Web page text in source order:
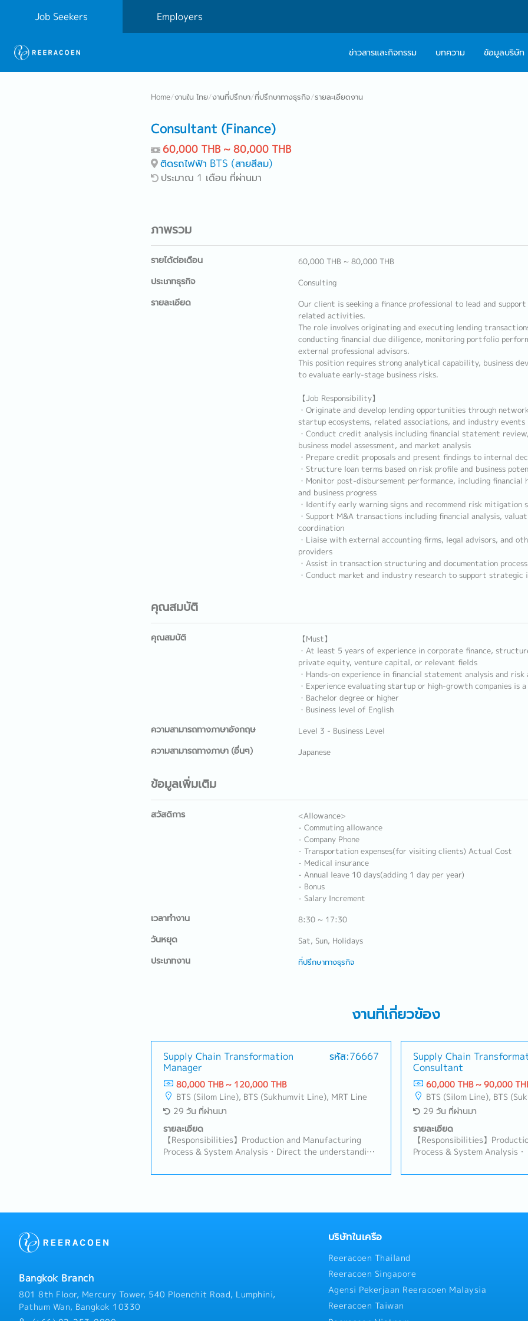
Job Seekers Employers
ข่าวสารและกิจกรรม บทความ ข้อมูลบริษัท
Home/งานใน ไทย/งานที่ปรึกษา/ที่ปรึกษาทางธุรกิจ/รายละเอียดงาน
Consultant (Finance)
60,000 THB ~ 80,000 THB
ติดรถไฟฟ้า BTS (สายสีลม)
ประมาณ 1 เดือน ที่ผ่านมา
ภาพรวม
รายได้ต่อเดือน 60,000 THB ~ 80,000 THB
ประเภทธุรกิจ Consulting
รายละเอียด
Our client is seeking a finance professional to lead and
related activities.
The role involves originating and executing lending
conducting financial due diligence, monitoring portfolio
external professional advisors.
This position requires strong analytical capability, business
to evaluate early-stage business risks.
【Job Responsibility】
・Originate and develop lending opportunities through
startup ecosystems, related associations, and industry events
・Conduct credit analysis including financial statement
business model assessment, and market analysis
・Prepare credit proposals and present findings to internal
・Structure loan terms based on risk profile and business
・Monitor post-disbursement performance, including financial
and business progress
・Identify early warning signs and recommend risk mitigation
・Support M&A transactions including financial analysis,
coordination
・Liaise with external accounting firms, legal advisors, and
providers
・Assist in transaction structuring and documentation process
・Conduct market and industry research to support strategic
คุณสมบัติ
คุณสมบัติ
【Must】
・At least 5 years of experience in corporate finance,
private equity, venture capital, or relevant fields
・Hands-on experience in financial statement analysis and risk
・Experience evaluating startup or high-growth companies is a
・Bachelor degree or higher
・Business level of English
ความสามารถทางภาษาอังกฤษ Level 3 - Business Level
ความสามารถทางภาษา (อื่นๆ) Japanese
ข้อมูลเพิ่มเติม
สวัสดิการ
<Allowance>
- Commuting allowance
- Company Phone
- Transportation expenses(for visiting clients) Actual Cost
- Medical insurance
- Annual leave 10 days(adding 1 day per year)
- Bonus
- Salary Increment
เวลาทำงาน 8:30 ~ 17:30
วันหยุด Sat, Sun, Holidays
ประเภทงาน ที่ปรึกษาทางธุรกิจ
งานที่เกี่ยวข้อง
Supply Chain Transformation
Manager
รหัส:76667
80,000 THB ~ 120,000 THB
BTS (Silom Line), BTS (Sukhumvit Line), MRT Line
29 วัน ที่ผ่านมา
รายละเอียด
【Responsibilities】Production and Manufacturing
Process & System Analysis・Direct the understanding
of their Product Master Data Management and
data, systems, and automation to identify business
Manufacturing, Product Master Data Management and
Operations・Spearhead the design of practical, in-
depth solutions across operational strategy, business
enablement, bringing forward original approaches to
client challenges and demonstrating deepsubject-
matter expertise across supply chain and operations・
Supply Chain
Consultant
60,000 THB ~ 90,000
BTS (Silom Line), BTS
29 วัน ที่ผ่านมา
รายละเอียด
【Responsibilities】
Process & System Analysis
Product Master Data
systems, and automation to
Manufacturing, Product
Operations・ Design
operational strategy,
management, automation,
providing in-depth
Bangkok Branch
801 8th Floor, Mercury Tower, 540 Ploenchit Road, Lumphini,
Pathum Wan, Bangkok 10330
บริษัทในเครือ
Reeracoen Thailand
Reeracoen Singapore
Agensi Pekerjaan Reeracoen Malaysia
Reeracoen Taiwan